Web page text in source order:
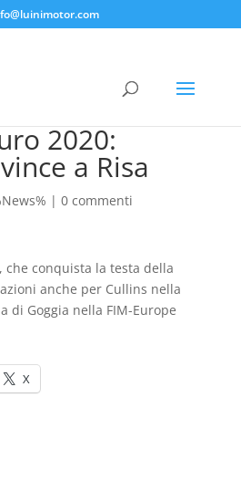
2020:
a Risa
| 0 commenti
che conquista la testa della
anche per Cullins nella
di Goggia nella FIM-Europe
X